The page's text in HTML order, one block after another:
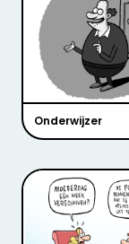
Onderwijzer